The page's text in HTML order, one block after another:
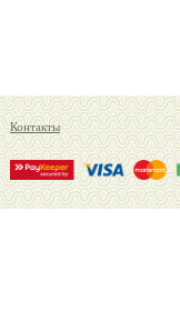
Контакты